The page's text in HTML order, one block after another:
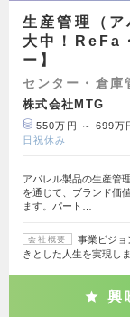
生産管理（
大中！ReFa
ー】
センター・倉庫
株式会社MTG
550万円 ～ 699万
日祝休み
アパレル製品の生産管
を通じて、ブランド価
ます。パート…
会社概要
事業ビジョ
きとした人生を実現し
興